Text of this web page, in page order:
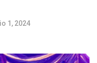
1, 2024